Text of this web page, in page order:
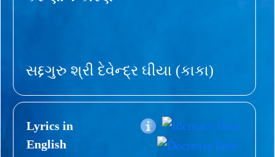
સદ્દગુરુ શ્રી દેવેન્દ્ર ઘીયા (કાકા)
Lyrics in
English